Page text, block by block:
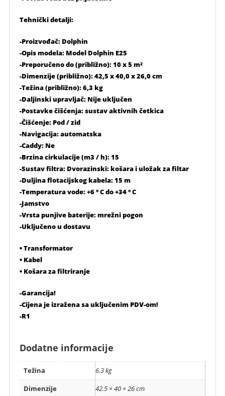
Tehnički detalji:
-Proizvođač: Dolphin
-Opis modela: Model Dolphin E25
-Preporučeno do (približno): 10 x 5 m²
-Dimenzije (približno): 42,5 x 40,0 x 26,0 cm
-Težina (približno): 6,3 kg
-Daljinski upravljač: Nije uključen
-Postavke čišćenja: sustav aktivnih četkica
-Čišćenje: Pod / zid
-Navigacija: automatska
-Caddy: Ne
-Brzina cirkulacije (m3 / h): 15
-Sustav filtra: Dvorazinski: košara i uložak za filtar
-Duljina flotacijskog kabela: 15 m
-Temperatura vode: +6 ° C do +34 ° C
-Jamstvo
-Vrsta punjive baterije: mrežni pogon
-Uključeno u dostavu
• Transformator
• Kabel
• Košara za filtriranje
-Garancija!
-Cijena je izražena sa uključenim PDV-om!
-R1
Dodatne informacije
Težina
6.3 kg
Dimenzije
42.5 × 40 × 26 cm